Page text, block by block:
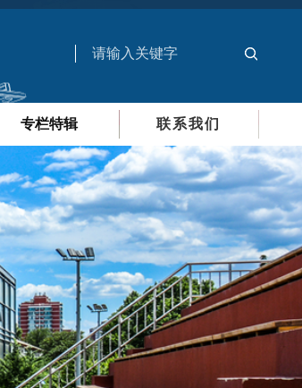
专栏特辑 联系我们